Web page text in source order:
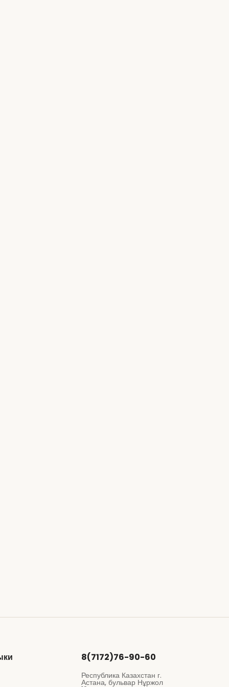
8(7172)76-90-60
Республика Казахстан г.
Астана, бульвар Нұржол